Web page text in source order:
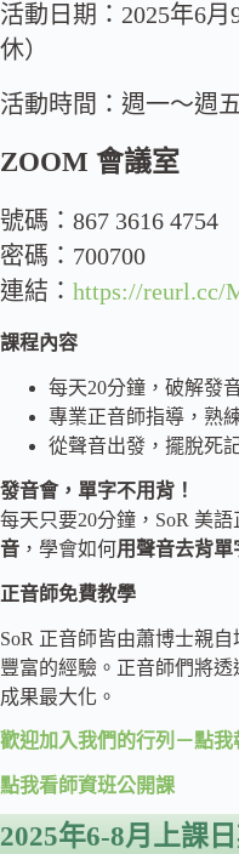
活動日期：2025年6
休）
活動時間：週一～週
ZOOM 會議室
號碼：867 3616 4754
密碼：700700
連結： https://reurl.cc/
課程內容
每天20分鐘，破解發
專業正音師指導，熟
從聲音出發，擺脫死
發音會，單字不用背！
每天只要20分鐘，SoR 美
音 ，學會如何用聲音去背單
正音師免費教學
SoR 正音師皆由蕭博士親
豐富的經驗。正音師們將
成果最大化。
歡迎加入我們的行列－點我
點我看師資班公開課
2025年6-8月上課